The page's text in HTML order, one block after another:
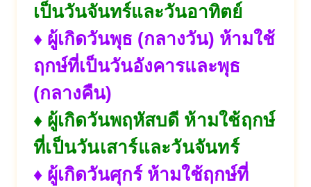
เป็นวันจันทร์และวันอาทิตย์
♦ ผู้เกิดวันพุธ (กลางวัน) ห้ามใช้
ฤกษ์ที่เป็นวันอังคารและพุธ
(กลางคืน)
♦ ผู้เกิดวันพฤหัสบดี ห้ามใช้ฤกษ์
ที่เป็นวันเสาร์และวันจันทร์
♦ ผู้เกิดวันศุกร์ ห้ามใช้ฤกษ์ที่